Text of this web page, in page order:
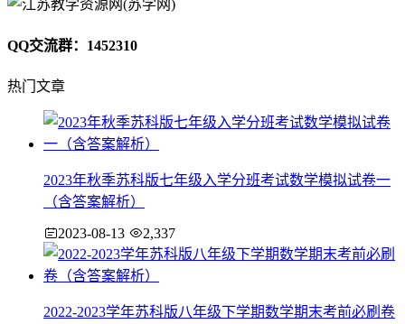
QQ交流群：1452310
热门文章
2023年秋季苏科版七年级入学分班考试数学模拟试卷一
（含答案解析）
2023-08-13 2,337
2022-2023学年苏科版八年级下学期数学期末考前必刷卷